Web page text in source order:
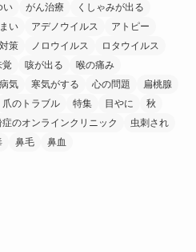
い がん治療
くしゃみが出る
い アデノウイルス
アトピー
策 ノロウイルス
ロタウイルス
覚 咳が出る
喉の痛み
気 寒気がする 心の問題
扁桃腺
爪のトラブル 特集 目やに
秋
症のオンラインクリニック
虫刺され
鼻毛 鼻血